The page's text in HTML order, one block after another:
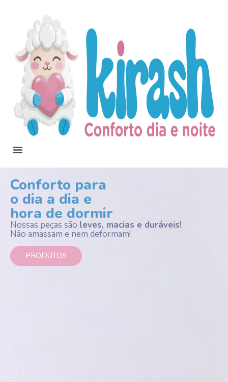
Conforto para
o dia a dia e
hora de dormir
Nossas peças são leves, macias e duráveis!
Não amassam e nem deformam!
PRODUTOS